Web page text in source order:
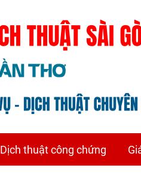
Dịch thuật công chứng